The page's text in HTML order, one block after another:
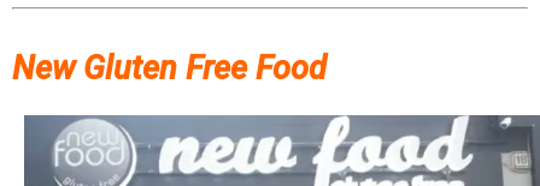
New Gluten Free Food